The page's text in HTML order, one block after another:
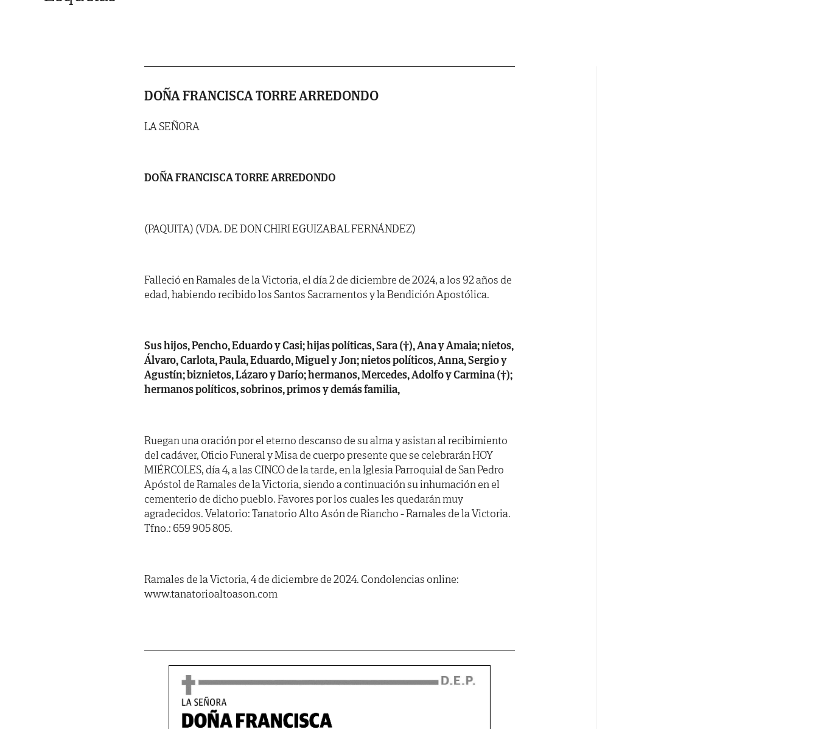
DOÑA FRANCISCA TORRE ARREDONDO
LA SEÑORA
DOÑA FRANCISCA TORRE ARREDONDO
(PAQUITA) (VDA. DE DON CHIRI EGUIZABAL FERNÁNDEZ)
Falleció en Ramales de la Victoria, el día 2 de diciembre de 2024, a los 92 años de
edad, habiendo recibido los Santos Sacramentos y la Bendición Apostólica.
Sus hijos, Pencho, Eduardo y Casi; hijas políticas, Sara (†), Ana y Amaia; nietos,
Álvaro, Carlota, Paula, Eduardo, Miguel y Jon; nietos políticos, Anna, Sergio y
Agustín; biznietos, Lázaro y Darío; hermanos, Mercedes, Adolfo y Carmina (†);
hermanos políticos, sobrinos, primos y demás familia,
Ruegan una oración por el eterno descanso de su alma y asistan al recibimiento
del cadáver, Oficio Funeral y Misa de cuerpo presente que se celebrarán HOY
MIÉRCOLES, día 4, a las CINCO de la tarde, en la Iglesia Parroquial de San Pedro
Apóstol de Ramales de la Victoria, siendo a continuación su inhumación en el
cementerio de dicho pueblo. Favores por los cuales les quedarán muy
agradecidos. Velatorio: Tanatorio Alto Asón de Riancho - Ramales de la Victoria.
Tfno.: 659 905 805.
Ramales de la Victoria, 4 de diciembre de 2024. Condolencias online:
www.tanatorioaltoason.com